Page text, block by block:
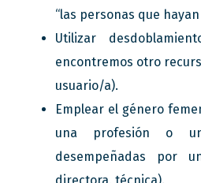
“las personas que
Utilizar
encontremos otro
usuario/a).
Emplear el género
una profesión o
desempeñadas por